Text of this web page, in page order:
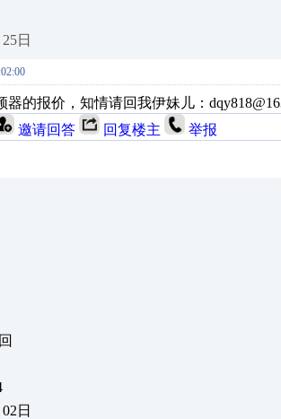
日
的报价，知情请回我伊妹儿：
邀请回答 回复楼主 举报
日